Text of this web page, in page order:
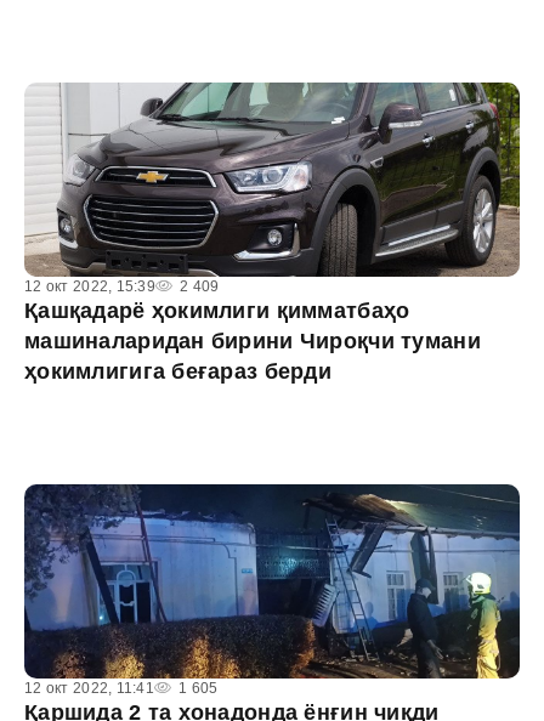
12 окт 2022, 15:39 2 409
Қашқадарё ҳокимлиги қимматбаҳо
машиналаридан бирини Чироқчи тумани
ҳокимлигига беғараз берди
12 окт 2022, 11:41 1 605
Қаршида 2 та хонадонда ёнғин чиқди